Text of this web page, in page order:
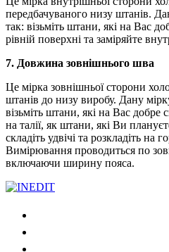
передбачуваного низу штанів.
так: візьміть штани, які на Вас
рівній поверхні та заміряйте
7. Довжина зовнішнього шва
Це мірка зовнішньої сторони
штанів до низу виробу. Дану
візьміть штани, які на Вас
на талії, як штани, які Ви
складіть удвічі та розкладіть на
Вимірювання проводиться по
включаючи ширину пояса.